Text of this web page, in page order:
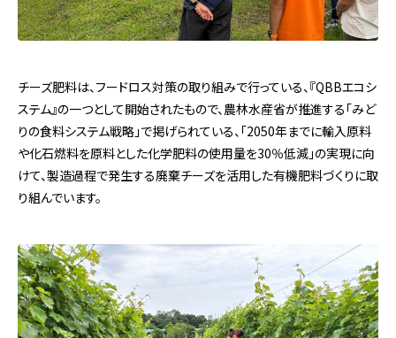
チーズ肥料は、フードロス対策の取り組みで行っている、『QBBエコシ
ステム』の一つとして開始されたもので、農林水産省が推進する「みど
りの食料システム戦略」で掲げられている、「2050年までに輸入原料
や化石燃料を原料とした化学肥料の使用量を30％低減」の実現に向
けて、製造過程で発生する廃棄チーズを活用した有機肥料づくりに取
り組んでいます。